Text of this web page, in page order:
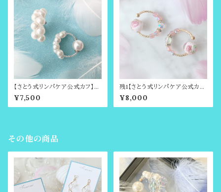
【さとう式リンパケア公式カフ】金
属アレルギー対応・Snow Dro
p・イヤーカフ・ビューティーカフ・
ララアップやイヤーフープご愛用
¥7,500
残1【さとう式リンパケア公式カ
フ】ローズルミエール・さとう式リ
ンパケア・ビューティーカフ・イヤ
ーカフ
¥8,000
その他の商品